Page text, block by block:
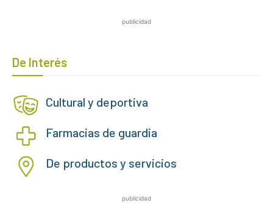
publicidad
De Interés
Cultural y deportiva
Farmacias de guardia
De productos y servicios
publicidad